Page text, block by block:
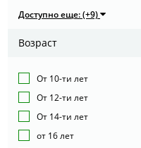
Доступно еще: (+9)
Возраст
От 10-ти лет
От 12-ти лет
От 14-ти лет
от 16 лет